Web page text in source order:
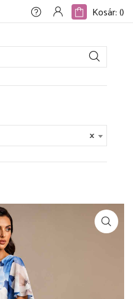
Kosár: ()
Kosár: ()
Kék virágos necc ruha
×